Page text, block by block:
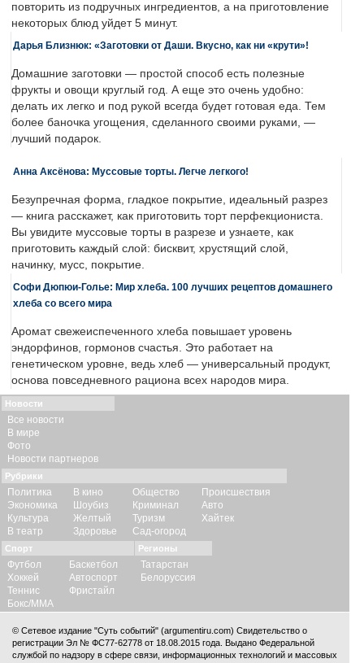
повторить из подручных ингредиентов, а на приготовление
некоторых блюд уйдет 5 минут.
Дарья Близнюк: «Заготовки от Даши. Вкусно, как ни «крути»!
Домашние заготовки — простой способ есть полезные
фрукты и овощи круглый год. А еще это очень удобно:
делать их легко и под рукой всегда будет готовая еда. Тем
более баночка угощения, сделанного своими руками, —
лучший подарок.
Анна Аксёнова: Муссовые торты. Легче легкого!
Безупречная форма, гладкое покрытие, идеальный разрез
— книга расскажет, как приготовить торт перфекциониста.
Вы увидите муссовые торты в разрезе и узнаете, как
приготовить каждый слой: бисквит, хрустящий слой,
начинку, мусс, покрытие.
Софи Дюпюи-Голье: Мир хлеба. 100 лучших рецептов домашнего
хлеба со всего мира
Аромат свежеиспеченного хлеба повышает уровень
эндорфинов, гормонов счастья. Это работает на
генетическом уровне, ведь хлеб — универсальный продукт,
основа повседневного рациона всех народов мира.
Новости
Все новости
В мире
Фото
Новости партнеров
Рубрики
Политика
Экономика
Культура
В театр
В кино
Шоубиз
Желтый
Здоровье
Общество
Криминал
Туризм
Сад-огород
Происшествия
Авто
Хайтек
Спорт
Футбол
Хоккей
Теннис
Бокс/ММА
Баскетбол
Автоспорт
Фристайл
Регионы
Татарстан
Белоруссия
© Сетевое издание "Суть событий" (argumentiru.com) Свидетельство о
регистрации Эл № ФС77-62778 от 18.08.2015 года. Выдано Федеральной
службой по надзору в сфере связи, информационных технологий и массовых